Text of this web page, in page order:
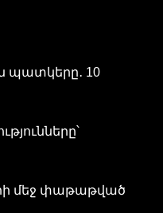
պատկերը․ 10
մեջ փաթաթված